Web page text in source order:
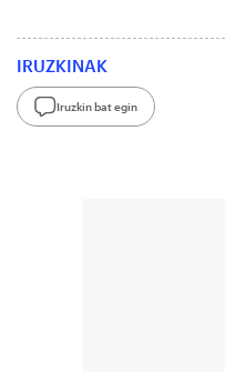
IRUZKINAK
Iruzkin bat egin